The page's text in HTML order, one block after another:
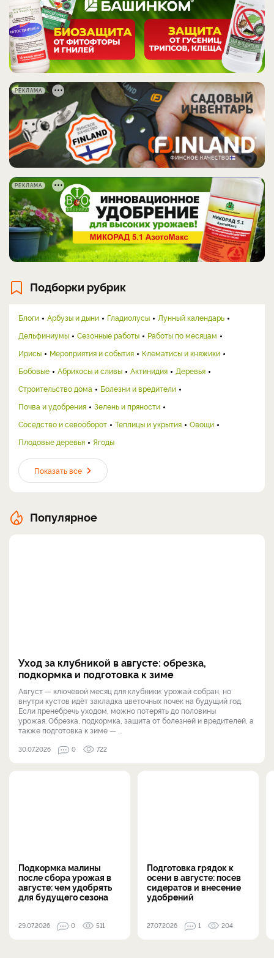
РЕКЛАМА
РЕКЛАМА
Подборки рубрик
Блоги Арбузы и дыни Гладиолусы
Лунный календарь
Дельфиниумы
Сезонные работы
Работы по месяцам
Ирисы
Мероприятия и события
Клематисы и княжики
Бобовые
Абрикосы и сливы Актинидия
Деревья
Строительство дома
Болезни и вредители
Почва и удобрения
Зелень и пряности
Соседство и севооборот
Теплицы и укрытия
Овощи
Плодовые деревья
Ягоды
Показать все
Популярное
Уход за клубникой в августе: обрезка,
подкормка и подготовка к зиме
Август — ключевой месяц для клубники: урожай собран, но
внутри кустов идёт закладка цветочных почек на будущий год.
Если пренебречь уходом, можно потерять до половины
урожая. Обрезка, подкормка, защита от болезней и вредителей, а
также подготовка к зиме — ...
30.07.2026 0 722
Подкормка малины
после сбора урожая в
августе: чем удобрять
для будущего сезона
29.07.2026 0 511
Подготовка грядок к
осени в августе: посев
сидератов и внесение
удобрений
27.07.2026 1 204